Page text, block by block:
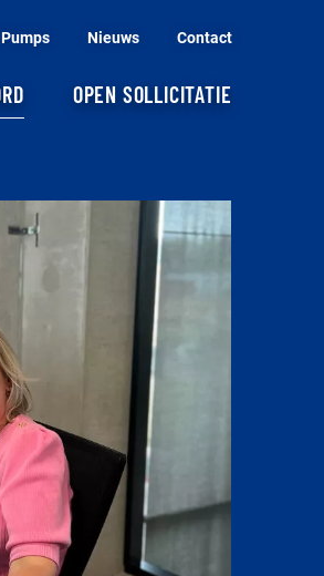
Nieuws Contact
OPEN SOLLICITATIE